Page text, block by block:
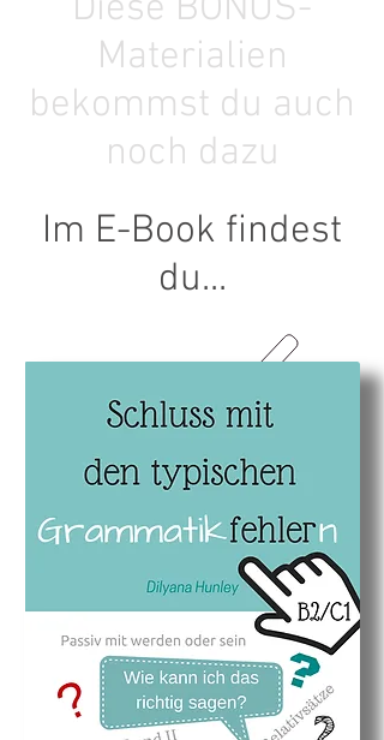
Diese BONUS-
Materialien
bekommst du auch
noch dazu
Im E-Book findest
du...